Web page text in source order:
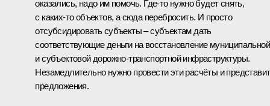
оказались, надо им помочь. Где‑то нужно будет снять,
с каких‑то объектов, а сюда перебросить. И просто
отсубсидировать субъекты – субъектам дать
соответствующие деньги на восстановление муниципальной
и субъектовой дорожно-транспортной инфраструктуры.
Незамедлительно нужно провести эти расчёты и
предложения.